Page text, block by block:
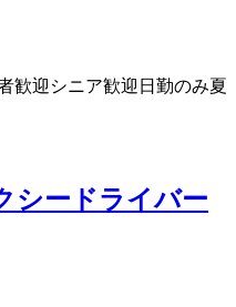
歓迎 シニア歓迎 日勤のみ夏
シードライバー